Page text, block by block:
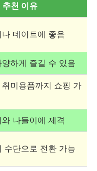
추천 이유
데이트에 좋음
하게 즐길 수 있음
미용품까지 쇼핑 가
나들이에 제격
수단으로 전환 가능